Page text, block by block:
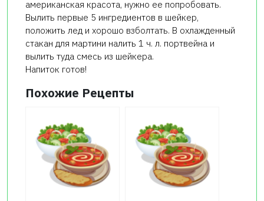
американская красота, нужно ее попробовать.
Вылить первые 5 ингредиентов в шейкер,
положить лед и хорошо взболтать. В охлажденный
стакан для мартини налить 1 ч. л. портвейна и
вылить туда смесь из шейкера.
Напиток готов!
Похожие Рецепты